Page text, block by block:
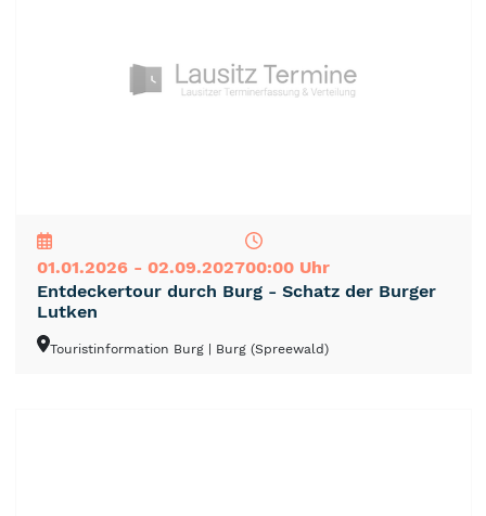
01.01.2026 - 02.09.202700:00 Uhr
Entdeckertour durch Burg - Schatz der Burger
Lutken
Touristinformation Burg | Burg (Spreewald)